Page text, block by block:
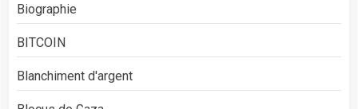
Biographie
BITCOIN
Blanchiment d'argent